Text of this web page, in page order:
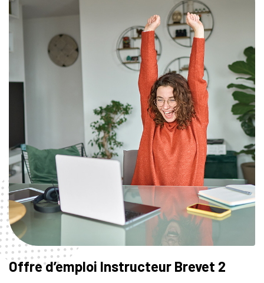
Offre d’emploi Instructeur Brevet 2